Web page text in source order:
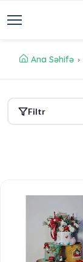
Ana Səhifə
Filtr